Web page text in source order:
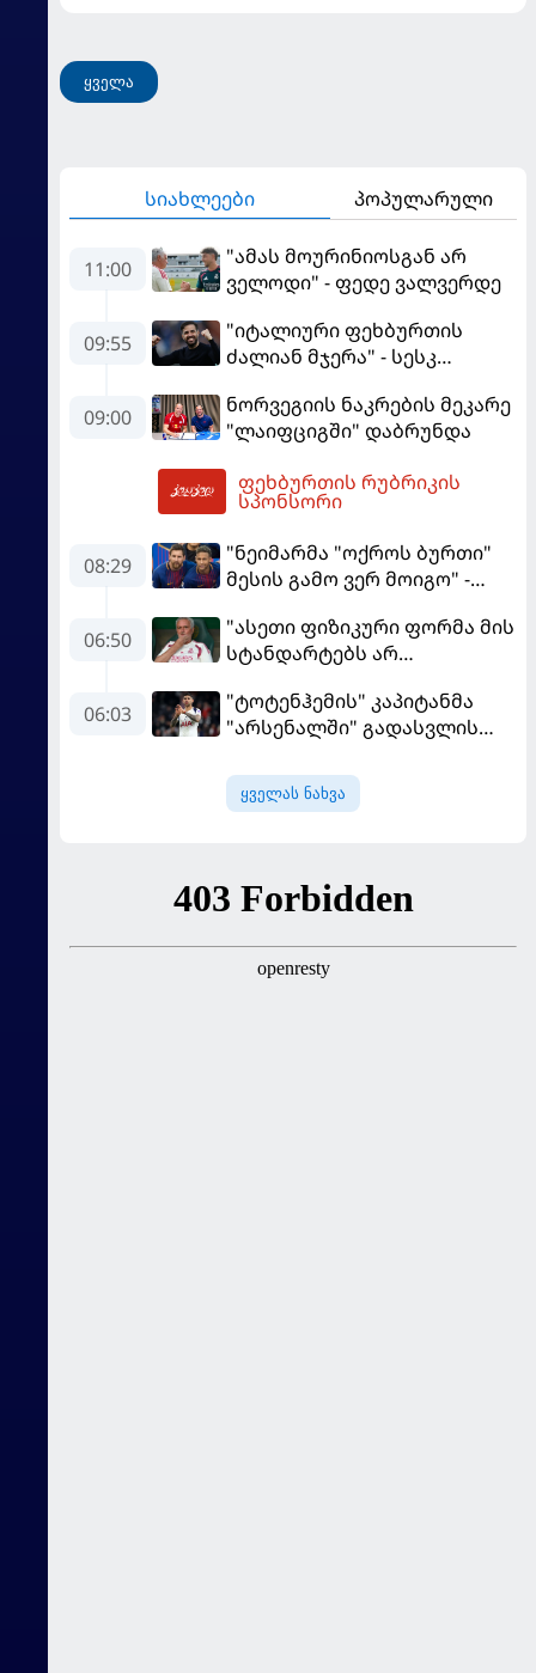
ყველა
სიახლეები პოპულარული
11:00
"ამას მოურინიოსგან არ
ველოდი" - ფედე ვალვერდე
09:55
"იტალიური ფეხბურთის
ძალიან მჯერა" - სესკ
09:00
ნორვეგიის ნაკრების მეკარე
"ლაიფციგში" დაბრუნდა
ფეხბურთის რუბრიკის
სპონსორი
08:29
"ნეიმარმა "ოქროს ბურთი"
მესის გამო ვერ მოიგო" -
აგენტი
06:50
"ასეთი ფიზიკური ფორმა მის
სტანდარტებს არ
"რეალის" ახალწვეული
გააკრიტიკა
06:03
"ტოტენჰემის" კაპიტანმა
"არსენალში" გადასვლის
ყველას ნახვა